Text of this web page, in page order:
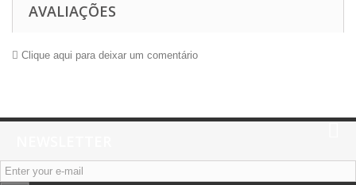
AVALIAÇÕES
Clique aqui para deixar um comentário